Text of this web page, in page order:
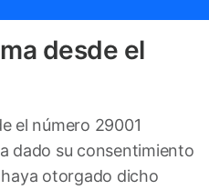
desde el
el número 29001
dado su consentimiento
otorgado dicho